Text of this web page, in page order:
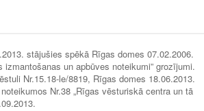
stājušies spēkā Rīgas domes 07.02.2006.
un apbūves noteikumi” grozījumi.
Nr.15.18-le/8819, Rīgas domes 18.06.2013.
Nr.38 „Rīgas vēsturiskā centra un tā